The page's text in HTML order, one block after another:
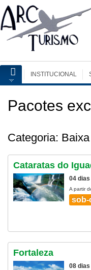
INSTITUCIONAL
Pacotes
Categoria:
Cataratas do
04
A partir
sob-
Fortaleza
08